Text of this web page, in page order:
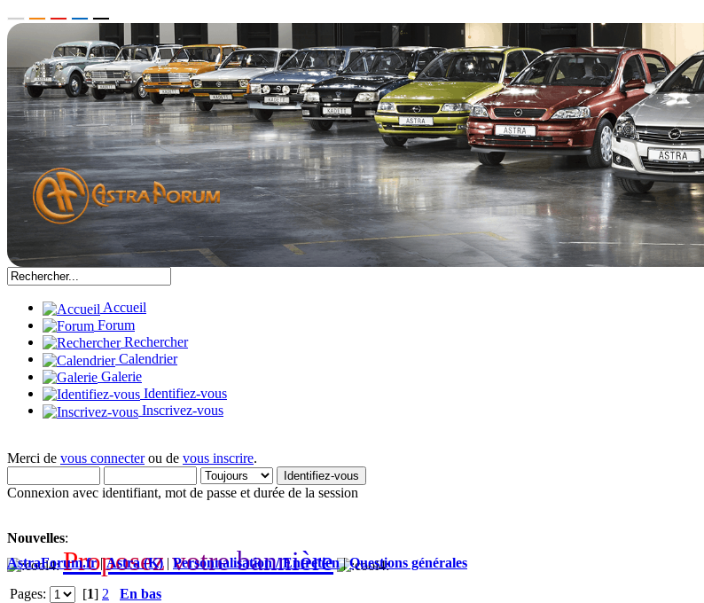
Accueil
Forum
Rechercher
Calendrier
Galerie
Identifiez-vous
Inscrivez-vous
Merci de vous connecterou de vous inscrire.
Connexion avec identifiant, mot de passe et durée de la session
Nouvelles:
Proposez votre bannière
AstraForum.fr|Astra (K)|Personnalisation / Entretien|Questions générales
Pages: [1] 2
En bas